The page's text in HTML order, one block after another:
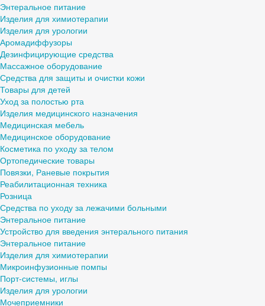
Энтеральное питание
Изделия для химиотерапии
Изделия для урологии
Аромадиффузоры
Дезинфицирующие средства
Массажное оборудование
Средства для защиты и очистки кожи
Товары для детей
Уход за полостью рта
Изделия медицинского назначения
Медицинская мебель
Медицинское оборудование
Косметика по уходу за телом
Ортопедические товары
Повязки, Раневые покрытия
Реабилитационная техника
Розница
Средства по уходу за лежачими больными
Энтеральное питание
Устройство для введения энтерального питания
Энтеральное питание
Изделия для химиотерапии
Микроинфузионные помпы
Порт-системы, иглы
Изделия для урологии
Мочеприемники